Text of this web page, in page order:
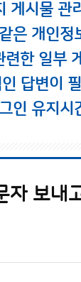
게시물 관
은 개인
련한 일부
답변이
인 유지시
자 보내